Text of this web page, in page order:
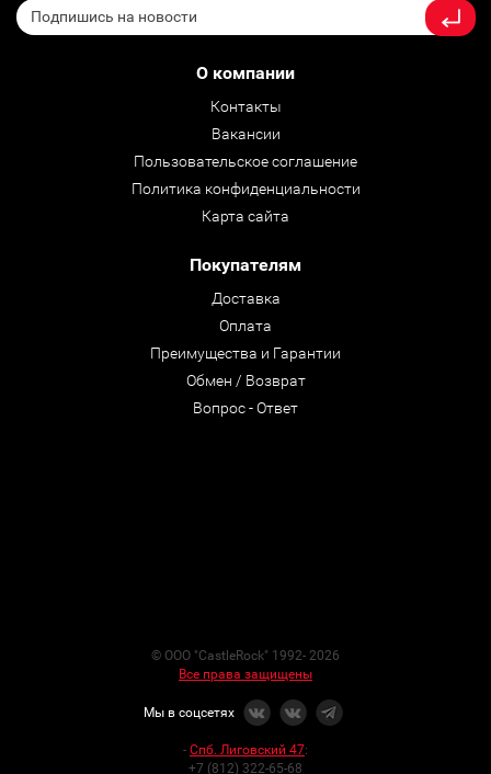
О компании
Контакты
Вакансии
Пользовательское соглашение
Политика конфиденциальности
Карта сайта
Покупателям
Доставка
Оплата
Преимущества и Гарантии
Обмен / Возврат
Вопрос - Ответ
© ООО "CastleRock" 1992- 2026
Все права защищены
Мы в соцсетях
- Спб. Лиговский 47:
+7 (812) 322-65-68